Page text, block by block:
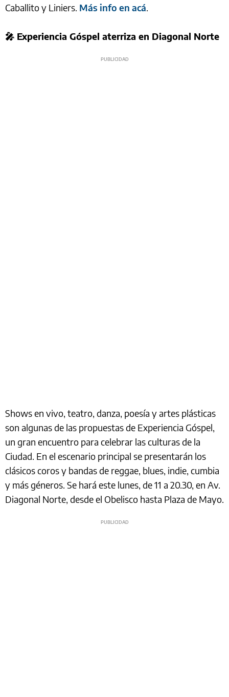
Caballito y Liniers. Más info en acá.
🎤 Experiencia Góspel aterriza en Diagonal Norte
Shows en vivo, teatro, danza, poesía y artes plásticas
son algunas de las propuestas de Experiencia Góspel,
un gran encuentro para celebrar las culturas de la
Ciudad. En el escenario principal se presentarán los
clásicos coros y bandas de reggae, blues, indie, cumbia
y más géneros. Se hará este lunes, de 11 a 20.30, en Av.
Diagonal Norte, desde el Obelisco hasta Plaza de Mayo.